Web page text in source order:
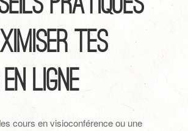
tes
ligne
cours en visioconférence ou une